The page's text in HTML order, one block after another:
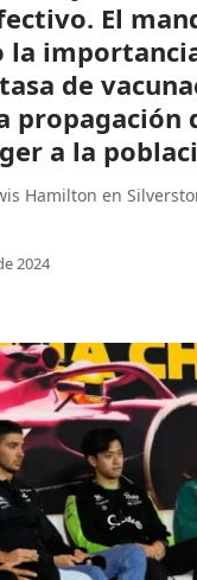
El
la
de
propagación
a la
Hamilton en
2024